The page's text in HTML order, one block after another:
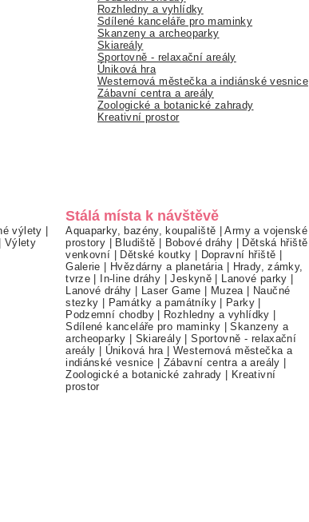
Rozhledny a vyhlídky
Sdílené kanceláře pro maminky
Skanzeny a archeoparky
Skiareály
Sportovně - relaxační areály
Úniková hra
Westernová městečka a indiánské vesnice
Zábavní centra a areály
Zoologické a botanické zahrady
Kreativní prostor
výlety |
| Výlety
Stálá místa k návštěvě
Aquaparky, bazény, koupaliště |Army a vojenské
prostory | Bludiště | Bobové dráhy | Dětská hřiště
venkovní | Dětské koutky | Dopravní hřiště |
Galerie | Hvězdárny a planetária | Hrady, zámky,
tvrze | In-line dráhy |Jeskyně | Lanové parky |
Lanové dráhy | Laser Game | Muzea | Naučné
stezky | Památky a památníky| Parky |
Podzemní chodby| Rozhledny a vyhlídky |
Sdílené kanceláře pro maminky |Skanzeny a
archeoparky | Skiareály |Sportovně - relaxační
areály | Úniková hra |Westernová městečka a
indiánské vesnice | Zábavní centra a areály |
Zoologické a botanické zahrady | Kreativní
prostor